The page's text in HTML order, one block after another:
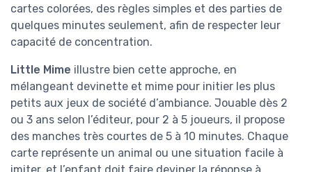
cartes colorées, des règles simples et des parties de
quelques minutes seulement, afin de respecter leur
capacité de concentration.
Little Mime illustre bien cette approche, en
mélangeant devinette et mime pour initier les plus
petits aux jeux de société d’ambiance. Jouable dès 2
ou 3 ans selon l’éditeur, pour 2 à 5 joueurs, il propose
des manches très courtes de 5 à 10 minutes. Chaque
carte représente un animal ou une situation facile à